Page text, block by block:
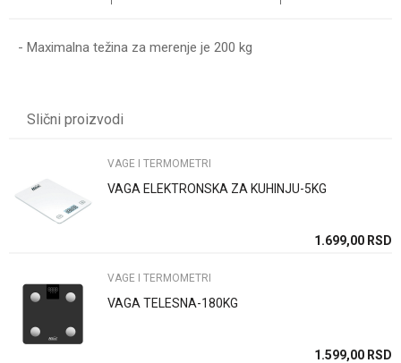
- Maximalna težina za merenje je 200 kg
Poruka
Anti-spam zaštita - izračunajte koliko je 9 - 4 :
Slični proizvodi
VAGE I TERMOMETRI
VAGA ELEKTRONSKA ZA KUHINJU-5KG
1.699,00 RSD
VAGE I TERMOMETRI
VAGA TELESNA-180KG
1.599,00 RSD